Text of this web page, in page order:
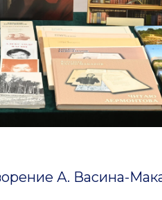
А. Васина-